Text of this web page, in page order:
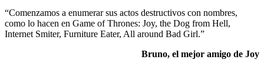
“Comenzamos a enumerar sus actos destructivos con nombres,
como lo hacen en Game of Thrones: Joy, the Dog from Hell,
Internet Smiter, Furniture Eater, All around Bad Girl.”
Bruno, el mejor amigo de Joy